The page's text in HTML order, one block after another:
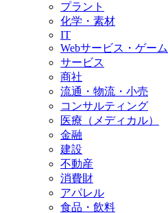
プラント
化学・素材
IT
Webサービス・ゲーム
サービス
商社
流通・物流・小売
コンサルティング
医療（メディカル）
金融
建設
不動産
消費財
アパレル
食品・飲料